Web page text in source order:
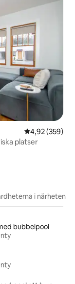
4,92 av 5 i
4,92 (359)
platser
i närheten
bubbelpool